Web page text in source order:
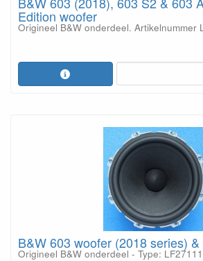
Edition woofer
Origineel B&W onderdeel. Artikelnummer
B&W 603 woofer (2018 series)
Origineel B&W onderdeel - Type: